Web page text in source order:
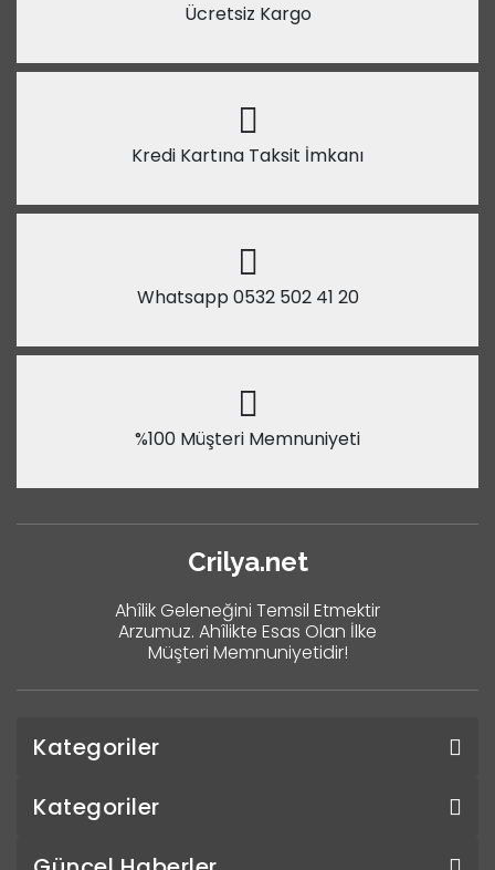
Ücretsiz Kargo
Kredi Kartına Taksit İmkanı
Whatsapp 0532 502 41 20
%100 Müşteri Memnuniyeti
Crilya.net
Ahîlik Geleneğini Temsil Etmektir
Arzumuz. Ahîlikte Esas Olan İlke
Müşteri Memnuniyetidir!
Kategoriler
Kategoriler